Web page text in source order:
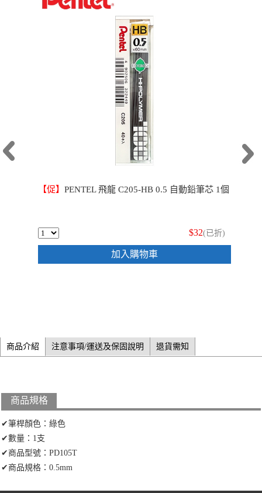
【促】 PENTEL 飛龍 C205-HB 0.5 自動鉛筆芯 1個
$32(已折)
加入購物車
商品介紹 注意事項/運送及保固說明 退貨需知
商品規格
✔筆桿顏色：綠色
✔數量：1支
✔商品型號：PD105T
✔商品規格：0.5mm